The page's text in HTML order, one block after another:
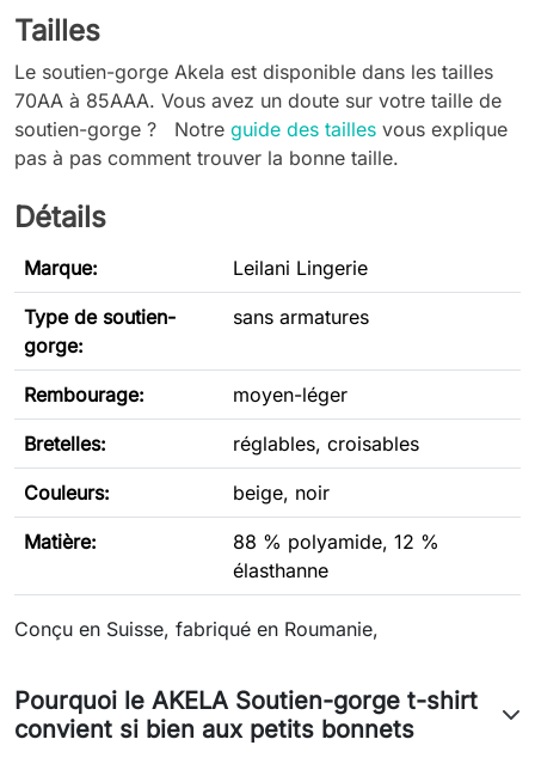
Tailles
Le soutien-gorge Akela est disponible dans les tailles
70AA à 85AAA. Vous avez un doute sur votre taille de
soutien-gorge ? Notre guide des tailles vous explique
pas à pas comment trouver la bonne taille.
Détails
Marque: Leilani Lingerie
Type de soutien-
gorge:
sans armatures
Rembourage: moyen-léger
Bretelles: réglables, croisables
Couleurs: beige, noir
Matière:
88 % polyamide, 12 %
élasthanne
Conçu en Suisse, fabriqué en Roumanie,
Pourquoi le AKELA Soutien-gorge t-shirt
convient si bien aux petits bonnets